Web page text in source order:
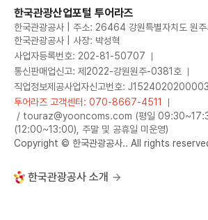
한국관광산업포털 투어라즈
한국관광공사 | 주소: 26464 강원특별자치도 원
한국관광공사 | 사장: 박성혁
사업자등록번호: 202-81-50707
통신판매업신고: 제2022-강원원주-0381호
직업정보제공사업자신고번호: J1524020200003
투어라즈 고객센터: 070-8667-4511
/ touraz@yooncoms.com (평일
(12:00~13:00), 주말 및 공휴일 미운영)
Copyright © 한국관광공사.. All rights
한국관광공사 소개